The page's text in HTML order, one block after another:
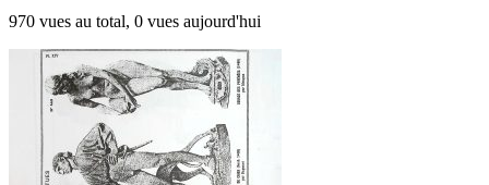
970 vues au total, 0 vues aujourd'hui